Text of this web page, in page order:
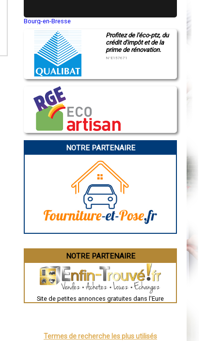
Bourg-en-Bresse
Montluçon
Manosque
Gap
Charleville-Mézières
Pamiers
Narbonne
Rodez
Marseille
Caen
Angoulême
La Rochelle
Brive-la-Gaillarde
Chartres
Toulouse
Châteauroux
Grenoble
Mont-de-Marsan
Blois
Orléans
Profitez de l'éco-ptz, du
crédit d'impôt et de la
prime de rénovation.
N°E157671
NOTRE PARTENAIRE
NOTRE PARTENAIRE
Site de petites annonces gratuites dans l'Eure
Termes de recherche les plus utilisés